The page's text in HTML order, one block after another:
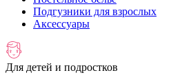
Подгузники для взрослых
Аксессуары
Для детей и подростков